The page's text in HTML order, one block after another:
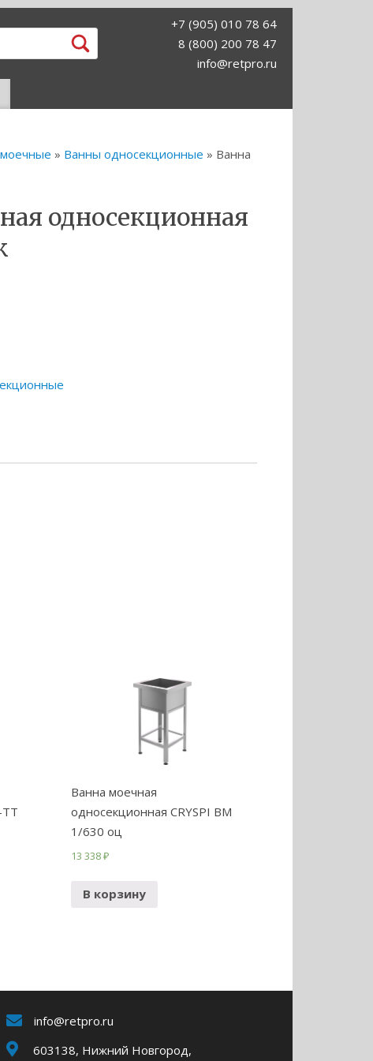
+7 (905) 010 78 64
8 (800) 200 78 47
info@retpro.ru
» Ванны односекционные » Ванна
односекционная
ТТ
Ванна моечная
односекционная CRYSPI ВМ
1/630 оц
13 338₽
В корзину
info@retpro.ru
603138, Нижний Новгород,